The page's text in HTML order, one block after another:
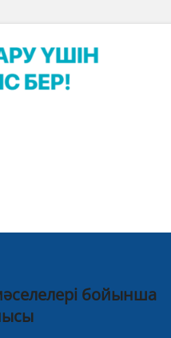
бойынша